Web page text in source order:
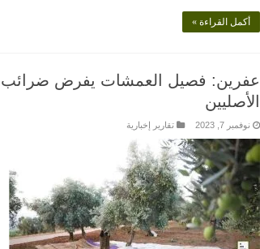
أكمل القراءة »
عفرين: فصيل العمشات يفرض ضرائب
الأصليين
نوفمبر 7, 2023 تقارير إخبارية